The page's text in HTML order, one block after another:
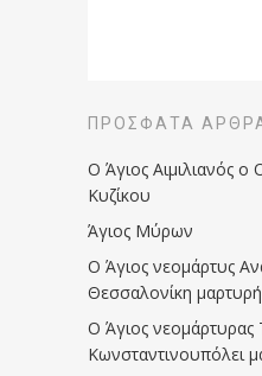
ΠΡΌΣΦΑΤΑ
Ο Άγιος Αιμιλιανός
Κυζίκου
Άγιος Μύρων
Ο Άγιος νεομάρτυς
Θεσσαλονίκη
Ο Άγιος νεομάρτυρας
Κωνσταντινουπόλει